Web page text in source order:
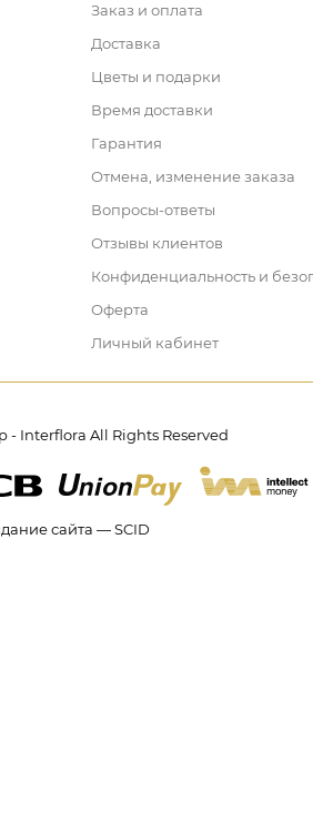
Заказ и оплата
Доставка
Цветы и подарки
Время доставки
Гарантия
Отмена, изменение заказа
Вопросы-ответы
Отзывы клиентов
Конфиденциальность и
Оферта
Личный кабинет
- Interflora All Rights Reserved
сайта — SCID